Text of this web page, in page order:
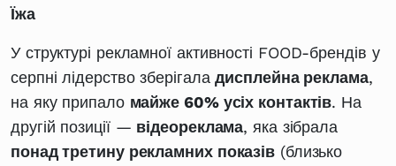
Їжа
У структурі рекламної активності FOOD-брендів у
серпні лідерство зберігаладисплейна реклама,
на яку припало майже 60% усіх контактів. На
другій позиції — відеореклама, яка зібрала
понад третину рекламних показів (близько